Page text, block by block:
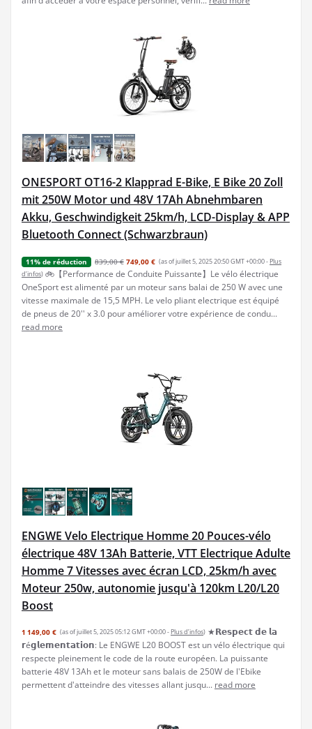
ONESPORT OT16-2 Klapprad E-Bike, E Bike 20 Zoll
mit 250W Motor und 48V 17Ah Abnehmbaren
Akku, Geschwindigkeit 25km/h, LCD-Display & APP
Bluetooth Connect (Schwarzbraun)
11% de réduction 839,00 € 749,00 € (as of juillet 5, 2025 20:50 GMT +00:00 - Plus
d’infos) 🚲【Performance de Conduite Puissante】Le vélo électrique
OneSport est alimenté par un moteur sans balai de 250 W avec une
vitesse maximale de 15,5 MPH. Le velo pliant electrique est équipé
de pneus de 20'' x 3.0 pour améliorer votre expérience de condu...
read more
ENGWE Velo Electrique Homme 20 Pouces-vélo
électrique 48V 13Ah Batterie, VTT Electrique Adulte
Homme 7 Vitesses avec écran LCD, 25km/h avec
Moteur 250w, autonomie jusqu'à 120km L20/L20
Boost
1 149,00 € (as of juillet 5, 2025 05:12 GMT +00:00 - Plus d’infos) ★𝗥𝗲𝘀𝗽𝗲𝗰𝘁 𝗱𝗲 𝗹𝗮
𝗿é𝗴𝗹𝗲𝗺𝗲𝗻𝘁𝗮𝘁𝗶𝗼𝗻: Le ENGWE L20 BOOST est un vélo électrique qui
respecte pleinement le code de la route européen. La puissante
batterie 48V 13Ah et le moteur sans balais de 250W de l'Ebike
permettent d'atteindre des vitesses allant jusqu... read more